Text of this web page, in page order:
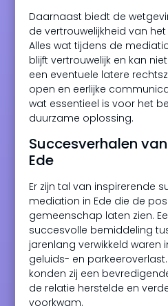
Daarnaast biedt de
de vertrouwelijkheid van
Alles wat tijdens de
blijft vertrouwelijk en kan
een eventuele latere
open en eerlijke
wat essentieel is voor het
duurzame oplossing.
Succesverhalen
Ede
Er zijn tal van inspirerende
mediation in Ede die de
gemeenschap laten zien.
succesvolle bemiddeling
jarenlang verwikkeld waren
geluids- en
konden zij een
de relatie herstelde en
voorkwam.